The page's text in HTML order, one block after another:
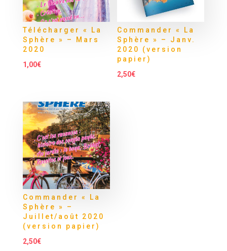
Télécharger « La
Sphère » – Mars
2020
1,00€
Commander « La
Sphère » – Janv.
2020 (version
papier)
2,50€
Commander « La
Sphère » –
Juillet/août 2020
(version papier)
2,50€